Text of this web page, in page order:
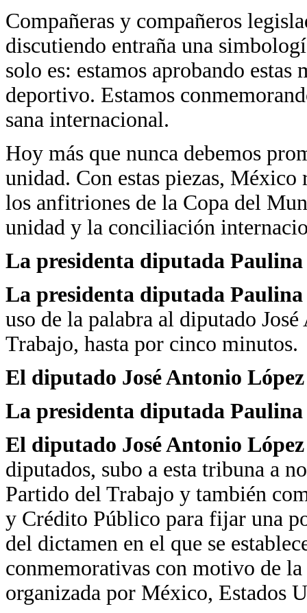
Compañeras y compañeros
discutiendo entraña una
solo es: estamos aprobando
deportivo. Estamos
sana internacional.
Hoy más que nunca debemos
unidad. Con estas piezas,
los anfitriones de la Copa del
unidad y la conciliación
La presidenta diputada
La presidenta diputada
uso de la palabra al diputado
Trabajo, hasta por cinco minutos.
El diputado José Antonio
La presidenta diputada
El diputado José Antonio
diputados, subo a esta tribuna a
Partido del Trabajo y también
y Crédito Público para fijar una
del dictamen en el que se
conmemorativas con motivo de
organizada por México, Estados